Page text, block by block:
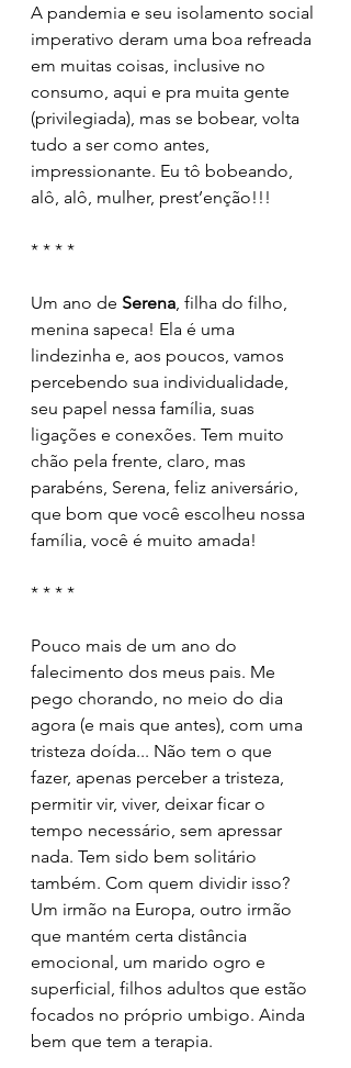
A pandemia e seu isolamento social
imperativo deram uma boa refreada
em muitas coisas, inclusive no
consumo, aqui e pra muita gente
(privilegiada), mas se bobear, volta
tudo a ser como antes,
impressionante. Eu tô bobeando,
alô, alô, mulher, prest’enção!!!
* * * *
Um ano de Serena, filha do filho,
menina sapeca! Ela é uma
lindezinha e, aos poucos, vamos
percebendo sua individualidade,
seu papel nessa família, suas
ligações e conexões. Tem muito
chão pela frente, claro, mas
parabéns, Serena, feliz aniversário,
que bom que você escolheu nossa
família, você é muito amada!
* * * *
Pouco mais de um ano do
falecimento dos meus pais. Me
pego chorando, no meio do dia
agora (e mais que antes), com uma
tristeza doída... Não tem o que
fazer, apenas perceber a tristeza,
permitir vir, viver, deixar ficar o
tempo necessário, sem apressar
nada. Tem sido bem solitário
também. Com quem dividir isso?
Um irmão na Europa, outro irmão
que mantém certa distância
emocional, um marido ogro e
superficial, filhos adultos que estão
focados no próprio umbigo. Ainda
bem que tem a terapia.